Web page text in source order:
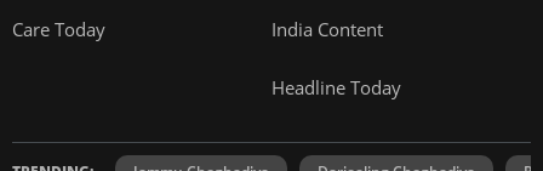
Care Today India Content
Headline Today